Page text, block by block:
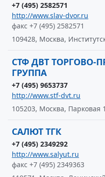
+7 (495) 2582571
http://www.slav-dvor.ru
факс +7 (495) 2582571
109428, Москва,
СТФ ДВТ
ГРУППА
+7 (495) 9653737
http://www.stf-dvt.ru
105203, Москва, Парковая
САЛЮТ ТГК
+7 (495) 2349292
http://www.salyut.ru
факс +7 (495) 2349363